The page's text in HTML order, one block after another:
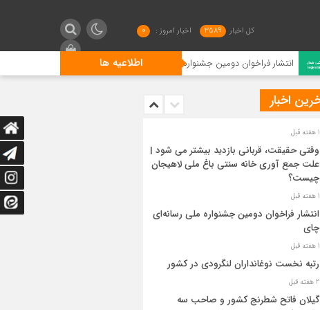
کل اخبار 3589 اخبار امروز : 0
اطلاعیه ها جشنواره ملی رسانه‌ای چای رتبه نخست نوغانداران لنگرودی
چای در لاهیجان
لاهیجان - آیین
کشور، صبح امروز
کاشف‌السلطنه، پدر
ملی رسماً آغاز به کار
اخبار
1 هفته قبل
وقتی حقیقت، قربانی بازدید بیشتر می شود |
علت جمع آوری خانه سنتی باغ ملی لاهیجان
چیست؟
1 هفته قبل
انتشار فراخوان دومین جشنواره ملی رسانه‌ای
چای
1 هفته قبل
رتبه نخست نوغانداران لنگرودی در کشور
2 هفته قبل
گیلان فاتح شطرنج کشور و صاحب سه